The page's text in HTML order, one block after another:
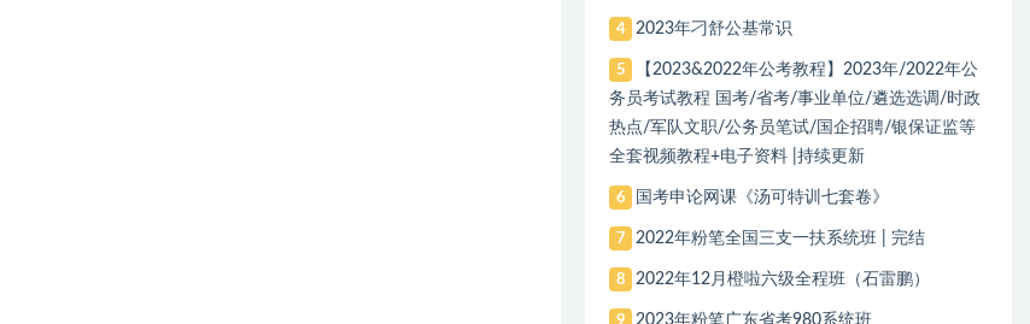
4 2023年刁舒公基常识
5
【2023&2022年公考教程】2023年/2022年公
务员考试教程 国考/省考/事业单位/遴选选调/时政
热点/军队文职/公务员笔试/国企招聘/银保证监等
全套视频教程+电子资料 |持续更新
6 国考申论网课《汤可特训七套卷》
7 2022年粉笔全国三支一扶系统班 | 完结
8 2022年12月橙啦六级全程班（石雷鹏）
9 2023年粉笔广东省考980系统班